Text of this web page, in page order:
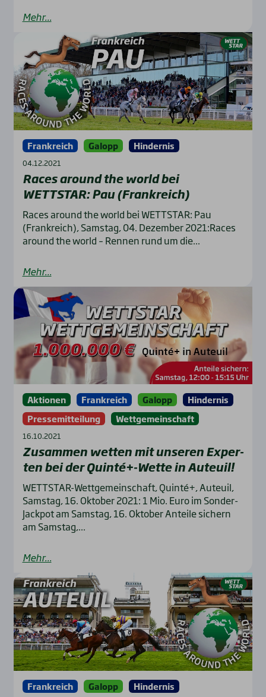
Mehr...
Frankreich Galopp Hindernis
04.12.2021
Races around the world bei
WETTSTAR: Pau (Frank­reich)
Races around the world bei WETTSTAR: Pau
(Frankreich), Samstag, 04. Dezember 2021:Races
around the world – Rennen rund um die...
Mehr...
Aktionen Frankreich Galopp
Hindernis
Pressemitteilung
Wettgemeinschaft
16.10.2021
Zusam­men wet­ten mit unse­ren Exper­
ten bei der Quinté+-Wette in Auteuil!
WETTSTAR-Wettgemeinschaft, Quinté+, Auteuil,
Samstag, 16. Oktober 2021: 1 Mio. Euro im Sonder-
Jackpot am Samstag, 16. Oktober Anteile sichern
am Samstag,...
Mehr...
Frankreich Galopp Hindernis